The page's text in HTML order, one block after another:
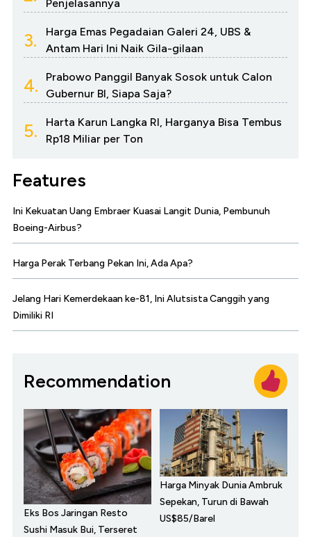
Penjelasannya
3.
Harga Emas Pegadaian Galeri 24, UBS &
Antam Hari Ini Naik Gila-gilaan
4.
Prabowo Panggil Banyak Sosok untuk Calon
Gubernur BI, Siapa Saja?
5.
Harta Karun Langka RI, Harganya Bisa Tembus
Rp18 Miliar per Ton
Features
Ini Kekuatan Uang Embraer Kuasai Langit Dunia, Pembunuh
Boeing-Airbus?
Harga Perak Terbang Pekan Ini, Ada Apa?
Jelang Hari Kemerdekaan ke-81, Ini Alutsista Canggih yang
Dimiliki RI
Recommendation
Eks Bos Jaringan Resto
Sushi Masuk Bui, Terseret
Harga Minyak Dunia Ambruk
Sepekan, Turun di Bawah
US$85/Barel